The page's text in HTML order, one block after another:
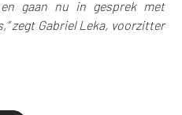
gaan nu in gesprek met
zegt Gabriel Leka, voorzitter